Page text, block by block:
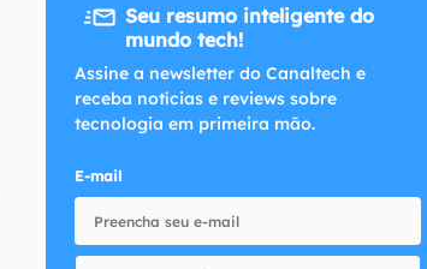
Seu resumo inteligente do
mundo tech!
Assine a newsletter do Canaltech e
receba notícias e reviews sobre
tecnologia em primeira mão.
E-mail